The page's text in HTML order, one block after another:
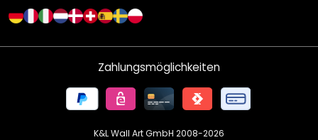
Zahlungsmöglichkeiten
K&L Wall Art GmbH 2008-2026